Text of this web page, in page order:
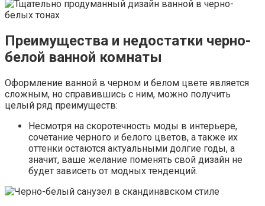
Преимущества и недостатки черно-
белой ванной комнаты
Оформление ванной в черном и белом цвете является
сложным, но справившись с ним, можно получить
целый ряд преимуществ:
Несмотря на скоротечность моды в интерьере,
сочетание черного и белого цветов, а также их
оттенки остаются актуальными долгие годы, а
значит, ваше желание поменять свой дизайн не
будет зависеть от модных тенденций.